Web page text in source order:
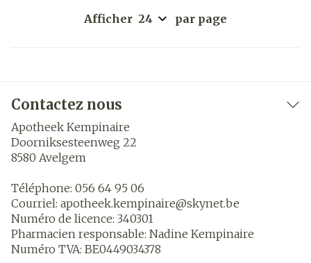
Afficher par page
Contactez nous
Apotheek Kempinaire
Doorniksesteenweg 22
8580 Avelgem
Téléphone: 056 64 95 06
Courriel: apotheek.kempinaire@skynet.be
Numéro de licence: 340301
Pharmacien responsable: Nadine Kempinaire
Numéro TVA: BE0449034378